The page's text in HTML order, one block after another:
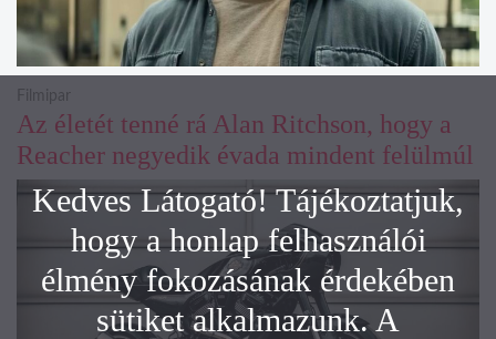
Az életét tenné rá Alan Ritchson, hogy a
Reacher negyedik évada mindent felülmúl
Filmipar
Kedves Látogató! Tájékoztatjuk,
hogy a honlap felhasználói
élmény fokozásának érdekében
sütiket alkalmazunk. A